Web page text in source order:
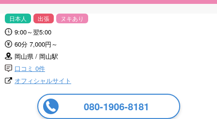
日本人 出張 ヌキあり
9:00～翌5:00
60分 7,000円～
岡山県 / 岡山駅
口コミ 0件
オフィシャルサイト
080-1906-8181